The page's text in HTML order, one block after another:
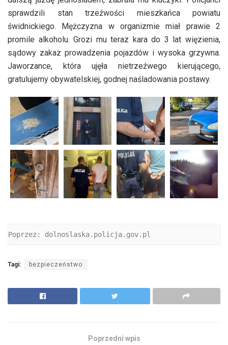
sprawdzili stan trzeźwości mieszkańca powiatu
świdnickiego. Mężczyzna w organizmie miał prawie 2
promile alkoholu. Grozi mu teraz kara do 3 lat więzienia,
sądowy zakaz prowadzenia pojazdów i wysoka grzywna.
Jaworzance, która ujęła nietrzeźwego kierującego,
gratulujemy obywatelskiej, godnej naśladowania postawy.
Poprzez: dolnoslaska.policja.gov.pl
Tagi: bezpieczeństwo
Poprzedni wpis